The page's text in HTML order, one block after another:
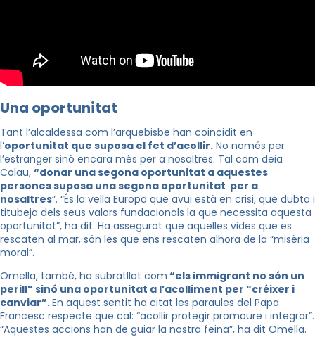
Una oportunitat
Tant l’alcaldessa com l’arquebisbe han coincidit en
l’oportunitat que suposa el fet d’acollir. No només per
l’estranger sinó encara més per a nosaltres. Tal com deia
Colau, “donar una segona oportunitat a aquestes
persones suposa una segona oportunitat per a
nosaltres”. “És la vella Europa que avui està en crisi, que dubta i
titubeja dels seus valors fundacionals la que necessita aquesta
oportunitat”, ha dit. Ha assegurat que aquelles vides que es
rescaten al mar, són les que ens rescaten alhora de la “misèria
moral”.
Omella, també, ha subratllat com “els immigrant no són un
perill” sinó una oportunitat a l’acolliment per “créixer i
canviar”. En aquest sentit ha citat les paraules del Papa
Francesc respecte que cal: “acollir protegir promoure i integrar”.
“Aquestes accions han de guiar la nostra feina”, ha dit Omella.